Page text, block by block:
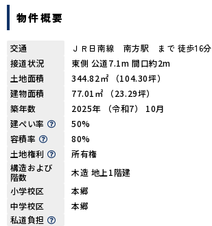
物件概要
交通
ＪＲ日南線 南方駅 まで 徒歩16分
接道状況
東側 公道7.1m 間口約2m
土地面積
344.82㎡ （104.30坪）
建物面積
77.01㎡ （23.29坪）
築年数
2025年 （令和7） 10月
建ぺい率
50%
容積率
80%
土地権利
所有権
構造および
階数
木造 地上1階建
小学校区
本郷
中学校区
本郷
私道負担